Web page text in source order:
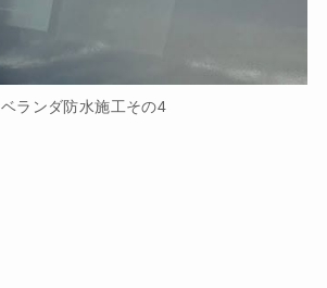
ベランダ防水施工その4